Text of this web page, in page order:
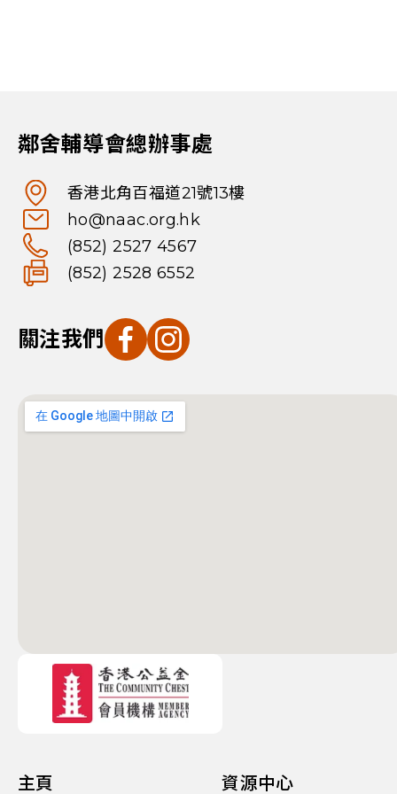
鄰舍輔導會總辦事處
香港北角百福道21號13樓
ho@naac.org.hk
(852) 2527 4567
(852) 2528 6552
關注我們
主頁 資源中心